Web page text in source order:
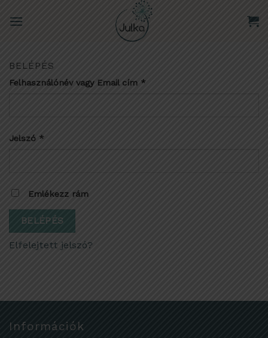
BELÉPÉS
Felhasználónév vagy Email cím *
Jelszó *
Emlékezz rám
BELÉPÉS
Elfelejtett jelszó?
Információk